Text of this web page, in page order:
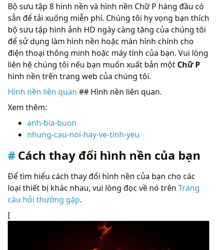
Bộ sưu tập 8 hình nền và hình nền Chữ P hàng đầu có
sẵn để tải xuống miễn phí. Chúng tôi hy vọng bạn thích
bộ sưu tập hình ảnh HD ngày càng tăng của chúng tôi
để sử dụng làm hình nền hoặc màn hình chính cho
điện thoại thông minh hoặc máy tính của bạn. Vui lòng
liên hệ chúng tôi nếu bạn muốn xuất bản một Chữ P
hình nền trên trang web của chúng tôi.
Hình nền liên quan ## Hình nền liên quan.
Xem thêm:
anh-bia-buon
nhung-cau-noi-hay-ve-tinh-yeu
Cách thay đổi hình nền của bạn
Để tìm hiểu cách thay đổi hình nền của bạn cho các
loại thiết bị khác nhau, vui lòng đọc về nó trên Trang
câu hỏi thường gặp.
[